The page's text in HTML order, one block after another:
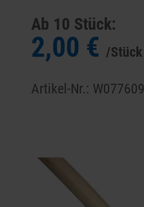
Ab 10 Stück:
2,00 € /Stück
Artikel-Nr.: W077609